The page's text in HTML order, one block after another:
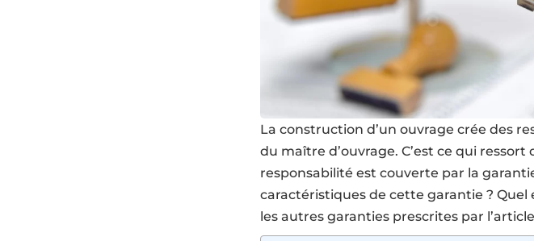
La construction d’un ouvrage crée des
du maître d’ouvrage. C’est ce qui ressort
responsabilité est couverte par la
caractéristiques de cette garantie ? Quel
les autres garanties prescrites par l’article